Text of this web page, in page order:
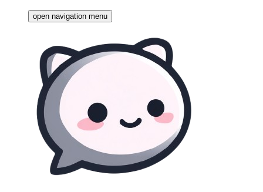
open navigation menu